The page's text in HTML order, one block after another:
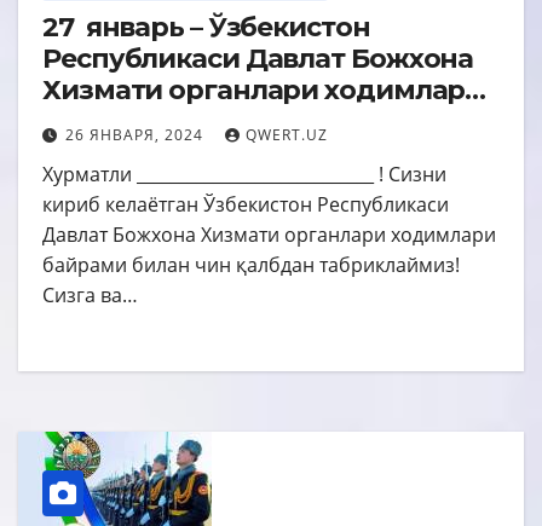
27 январь – Ўзбекистон
Республикаси Давлат Божхона
Хизмати органлари ходимлари
байрами куни
26 ЯНВАРЯ, 2024 QWERT.UZ
Хурматли ____________________________ ! Сизни
кириб келаётган Ўзбекистон Республикаси
Давлат Божхона Хизмати органлари ходимлари
байрами билан чин қалбдан табриклаймиз!
Сизга ва…